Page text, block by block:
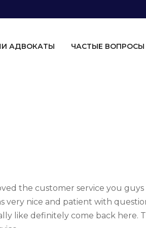
АДВОКАТЫ ЧАСТЫЕ ВОПРОСЫ
the customer service you
very nice and patient with
like definitely come back here.